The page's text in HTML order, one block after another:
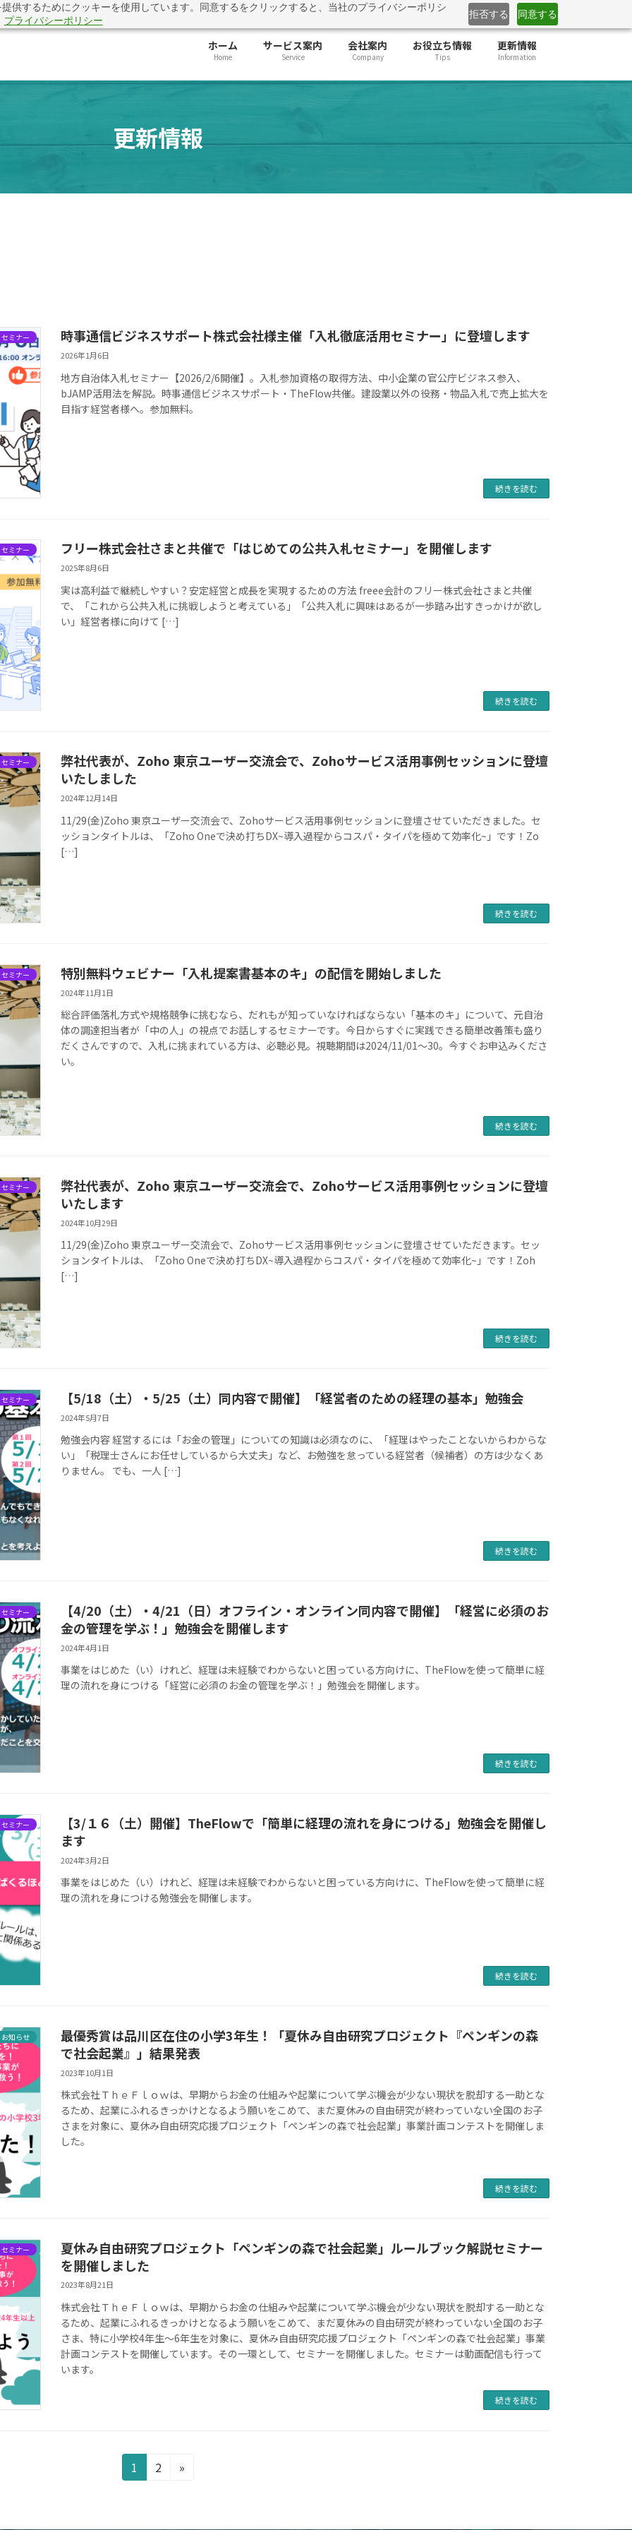
供するためにクッキーを使用しています。同意するをクリックすると、当社のプライバシーポリシ
プライバシーポリシー
拒否する 同意する
に対応できていますか？「公共入札 評価基準対応・提出前チェック」提供開始 詳しくはこちら
ホーム
Home
サービス案内
Service
会社案内
Company
お役立ち情報
Tips
更新情報
Information
更新情報
ミナー 時事通信ビジネスサポート株式会社様主催「入札徹底活用セミナー」に登壇します
2026年1月6日
地方自治体入札セミナー【2026/2/6開催】。入札参加資格の取得方法、中小企業の官公庁ビジネス参入、
bJAMP活用法を解説。時事通信ビジネスサポート・TheFlow共催。建設業以外の役務・物品入札で売上拡大を
目指す経営者様へ。参加無料。
続きを読む
ミナー フリー株式会社さまと共催で「はじめての公共入札セミナー」を開催します
2025年8月6日
実は高利益で継続しやすい？安定経営と成長を実現するための方法 freee会計のフリー株式会社さまと共催
で、「これから公共入札に挑戦しようと考えている」「公共入札に興味はあるが一歩踏み出すきっかけが欲し
い」経営者様に向けて […]
続きを読む
ミナー
弊社代表が、Zoho 東京ユーザー交流会で、Zohoサービス活用事例セッションに登壇
いたしました
2024年12月14日
11/29(金)Zoho 東京ユーザー交流会で、Zohoサービス活用事例セッションに登壇させていただきました。セ
ッションタイトルは、「Zoho Oneで決め打ちDX~導入過程からコスパ・タイパを極めて効率化~」です！Zo
[…]
続きを読む
ミナー 特別無料ウェビナー「入札提案書基本のキ」の配信を開始しました
2024年11月1日
総合評価落札方式や規格競争に挑むなら、だれもが知っていなければならない「基本のキ」について、元自治
体の調達担当者が「中の人」の視点でお話しするセミナーです。今日からすぐに実践できる簡単改善策も盛り
だくさんですので、入札に挑まれている方は、必聴必見。視聴期間は2024/11/01～30。今すぐお申込みくださ
い。
続きを読む
ミナー
弊社代表が、Zoho 東京ユーザー交流会で、Zohoサービス活用事例セッションに登壇
いたします
2024年10月29日
11/29(金)Zoho 東京ユーザー交流会で、Zohoサービス活用事例セッションに登壇させていただきます。セッ
ションタイトルは、「Zoho Oneで決め打ちDX~導入過程からコスパ・タイパを極めて効率化~」です！Zoh
[…]
続きを読む
ミナー 【5/18（土）・5/25（土）同内容で開催】「経営者のための経理の基本」勉強会
2024年5月7日
勉強会内容 経営するには「お金の管理」についての知識は必須なのに、「経理はやったことないからわからな
い」「税理士さんにお任せしているから大丈夫」など、お勉強を怠っている経営者（候補者）の方は少なくあ
りません。 でも、一人 […]
続きを読む
ミナー
【4/20（土）・4/21（日）オフライン・オンライン同内容で開催】「経営に必須のお
金の管理を学ぶ！」勉強会を開催します
2024年4月1日
事業をはじめた（い）けれど、経理は未経験でわからないと困っている方向けに、TheFlowを使って簡単に経
理の流れを身につける「経営に必須のお金の管理を学ぶ！」勉強会を開催します。
続きを読む
ミナー
【3/１６（土）開催】TheFlowで「簡単に経理の流れを身につける」勉強会を開催し
ます
2024年3月2日
事業をはじめた（い）けれど、経理は未経験でわからないと困っている方向けに、TheFlowを使って簡単に経
理の流れを身につける勉強会を開催します。
続きを読む
お知らせ
最優秀賞は品川区在住の小学3年生！「夏休み自由研究プロジェクト『ペンギンの森
で社会起業』」結果発表
2023年10月1日
株式会社ＴｈｅＦｌｏｗは、早期からお金の仕組みや起業について学ぶ機会が少ない現状を脱却する一助とな
るため、起業にふれるきっかけとなるよう願いをこめて、まだ夏休みの自由研究が終わっていない全国のお子
さまを対象に、夏休み自由研究応援プロジェクト「ペンギンの森で社会起業」事業計画コンテストを開催しま
した。
続きを読む
ミナー
夏休み自由研究プロジェクト「ペンギンの森で社会起業」ルールブック解説セミナー
を開催しました
2023年8月21日
株式会社ＴｈｅＦｌｏｗは、早期からお金の仕組みや起業について学ぶ機会が少ない現状を脱却する一助とな
るため、起業にふれるきっかけとなるよう願いをこめて、まだ夏休みの自由研究が終わっていない全国のお子
さま、特に小学校4年生～6年生を対象に、夏休み自由研究応援プロジェクト「ペンギンの森で社会起業」事業
計画コンテストを開催しています。その一環として、セミナーを開催しました。セミナーは動画配信も行って
います。
続きを読む
固
定
1
固
2 »